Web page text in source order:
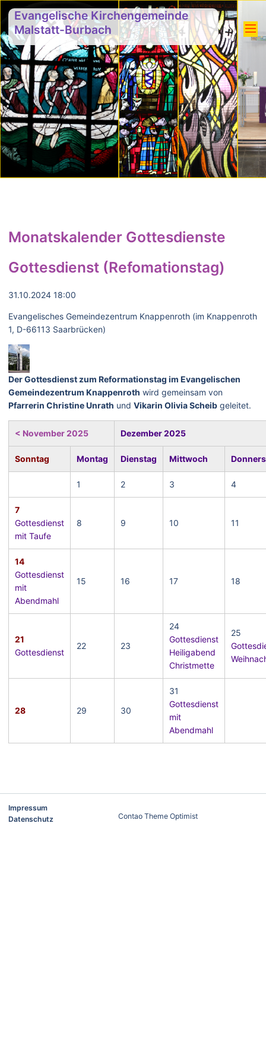
Evangelische Kirchengemeinde
Malstatt-Burbach
Monatskalender Gottesdienste
Gottesdienst (Refomationstag)
31.10.2024 18:00
Evangelisches Gemeindezentrum Knappenroth (im Knappenroth
1, D-66113 Saarbrücken)
Der Gottesdienst zum Reformationstag im Evangelischen
Gemeindezentrum Knappenroth wird gemeinsam von
Pfarrerin Christine Unrath und Vikarin Olivia Scheib geleitet.
< November 2025 Dezember 2025
Sonntag Montag Dienstag Mittwoch
1 2 3 4
7
Gottesdienst
mit Taufe
8 9 10 11
14
Gottesdienst
mit
Abendmahl
15 16 17 18
21
Gottesdienst
22 23
24
Gottesdienst
Heiligabend
Christmette
25
28 29 30
31
Gottesdienst
mit
Abendmahl
Impressum
Datenschutz
Contao Theme Optimist